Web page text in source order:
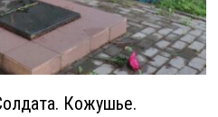
Кожушье.